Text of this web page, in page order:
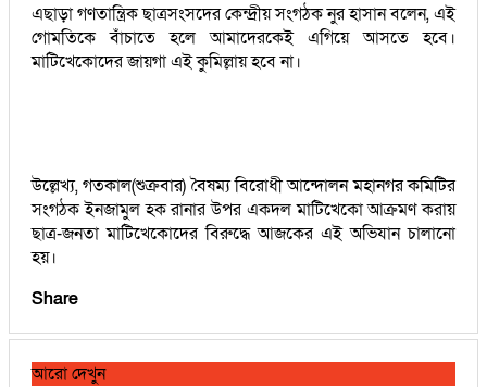
এছাড়া গণতান্ত্রিক ছাত্রসংসদের কেন্দ্রীয় সংগঠক নুর হাসান বলেন, এই
গোমতিকে বাঁচাতে হলে আমাদেরকেই এগিয়ে আসতে হবে।
মাটিখেকোদের জায়গা এই কুমিল্লায় হবে না।
উল্লেখ্য, গতকাল(শুক্রবার) বৈষম্য বিরোধী আন্দোলন মহানগর কমিটির
সংগঠক ইনজামুল হক রানার উপর একদল মাটিখেকো আক্রমণ করায়
ছাত্র-জনতা মাটিখেকোদের বিরুদ্ধে আজকের এই অভিযান চালানো
হয়।
Share
আরো দেখুন